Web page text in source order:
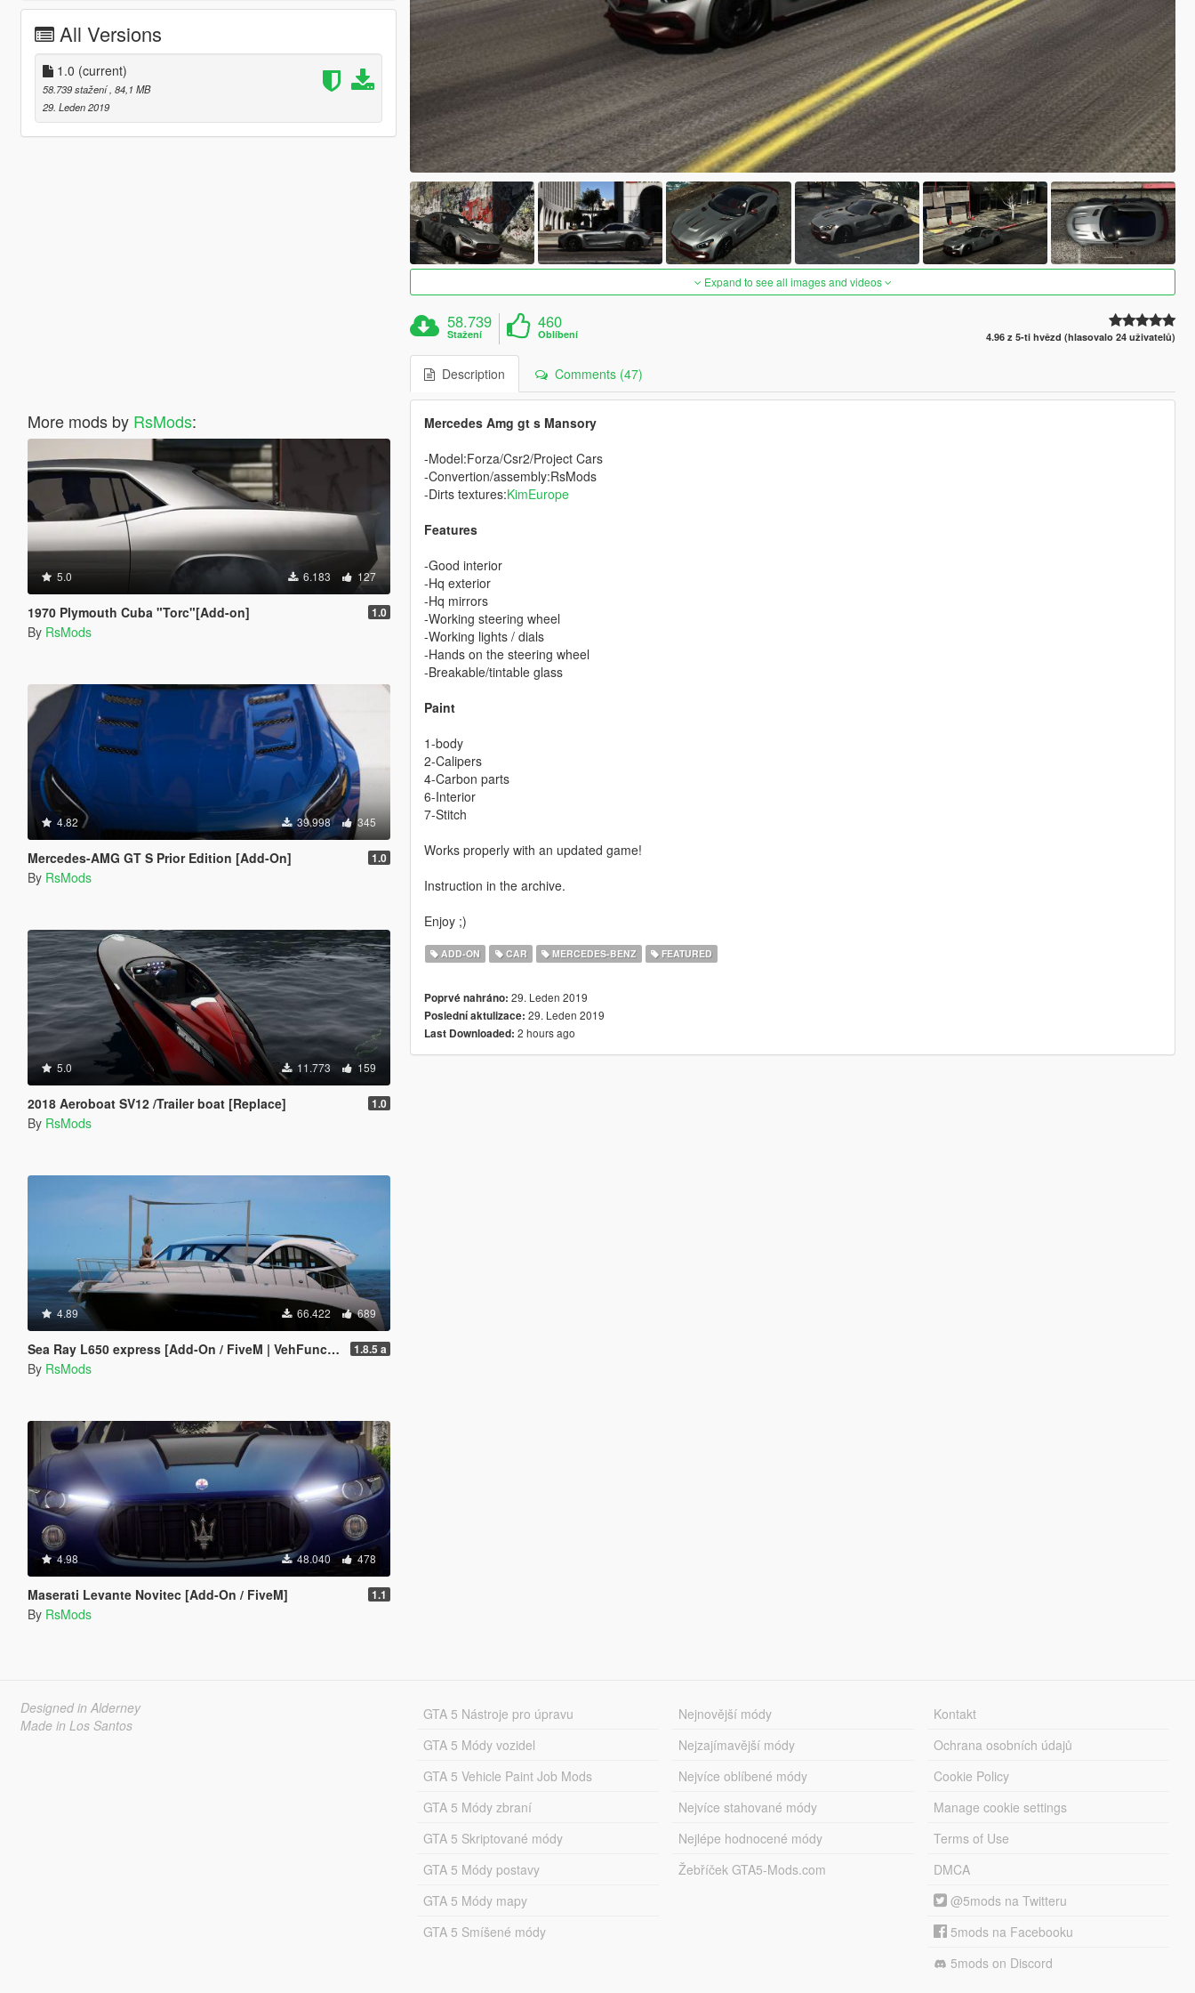
All Versions
1.0 (current)
58.739 stažení , 84,1 MB
29. Leden 2019
More mods by RsMods:
5.0 6.183 127
1970 Plymouth Cuba "Torc"[Add-on] 1.0
By RsMods
4.82 39.998 345
Mercedes-AMG GT S Prior Edition [Add-On] 1.0
By RsMods
5.0 11.773 159
2018 Aeroboat SV12 /Trailer boat [Replace] 1.0
By RsMods
4.89 66.422 689
Sea Ray L650 express [Add-On / FiveM | VehFuncsV] 1.8.5 a
By RsMods
4.98 48.040 478
Maserati Levante Novitec [Add-On / FiveM] 1.1
By RsMods
Expand to see all images and videos
58.739
Stažení
460
Oblíbení 4.96 z 5-ti hvězd (hlasovalo 24 uživatelů)
Description Comments (47)
Mercedes Amg gt s Mansory
-Model:Forza/Csr2/Project Cars
-Convertion/assembly:RsMods
-Dirts textures:KimEurope
Features
-Good interior
-Hq exterior
-Hq mirrors
-Working steering wheel
-Working lights / dials
-Hands on the steering wheel
-Breakable/tintable glass
Paint
1-body
2-Calipers
4-Carbon parts
6-Interior
7-Stitch
Works properly with an updated game!
Instruction in the archive.
Enjoy ;)
ADD-ON CAR MERCEDES-BENZ FEATURED
Poprvé nahráno: 29. Leden 2019
Poslední aktulizace: 29. Leden 2019
Last Downloaded: 2 hours ago
Designed in Alderney
Made in Los Santos
GTA 5 Nástroje pro úpravu
GTA 5 Módy vozidel
GTA 5 Vehicle Paint Job Mods
GTA 5 Módy zbraní
GTA 5 Skriptované módy
GTA 5 Módy postavy
GTA 5 Módy mapy
GTA 5 Smíšené módy
Nejnovější módy
Nejzajímavější módy
Nejvíce oblíbené módy
Nejvíce stahované módy
Nejlépe hodnocené módy
Žebříček GTA5-Mods.com
Kontakt
Ochrana osobních údajů
Cookie Policy
Manage cookie settings
Terms of Use
DMCA
@5mods na Twitteru
5mods na Facebooku
5mods on Discord